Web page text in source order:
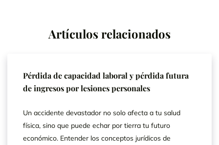
Artículos relacionados
Pérdida de capacidad laboral y pérdida futura
de ingresos por lesiones personales
Un accidente devastador no solo afecta a tu salud
física, sino que puede echar por tierra tu futuro
económico. Entender los conceptos jurídicos de